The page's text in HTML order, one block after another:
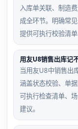
入库单关联、制造
成全环节。明确常
提供可执行校验清单
用友U8销售出库记
当用友U8中销售出
涵盖状态校验、单
可执行检查清单、
建议。